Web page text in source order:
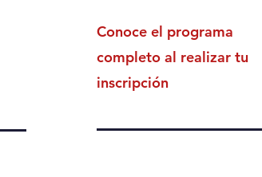
Conoce el programa
completo al realizar tu
inscripción